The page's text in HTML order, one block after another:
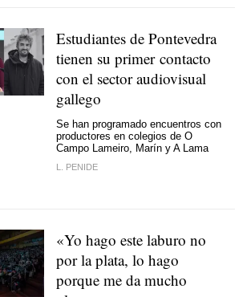
Estudiantes de Pontevedra
tienen su primer contacto
con el sector audiovisual
gallego
Se han programado encuentros con
productores en colegios de O
Campo Lameiro, Marín y A Lama
L. PENIDE
«Yo hago este laburo no
por la plata, lo hago
porque me da mucho